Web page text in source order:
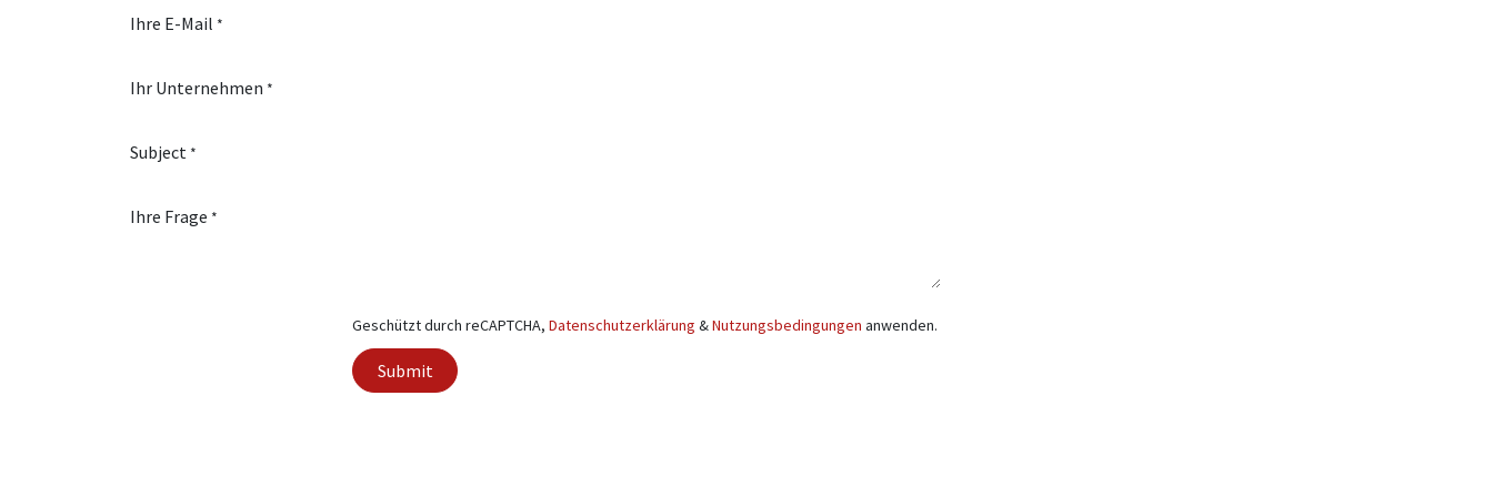
Ihre E-Mail *
Ihr Unternehmen *
Subject *
Ihre Frage *
Geschützt durch reCAPTCHA, Datenschutzerklärung &Nutzungsbedingungen anwenden.
Submit